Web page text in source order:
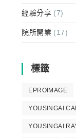
經驗分享 (7)
院所開業 (17)
標籤
EPROIMAGE
YOUSINGAI
YOUSINGAI